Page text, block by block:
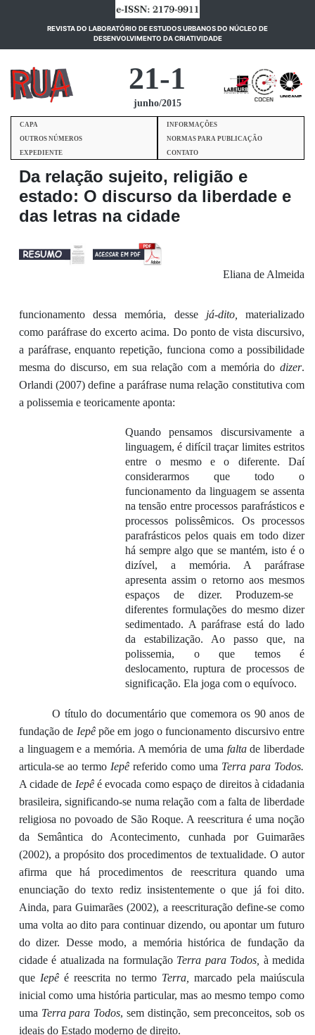
REVISTA DO LABORATÓRIO DE ESTUDOS URBANOS DO NÚCLEO DE
DESENVOLVIMENTO DA CRIATIVIDADE(current)
21-1
junho/2015
CAPA
INFORMAÇÕES
OUTROS NÚMEROS
NORMAS PARA PUBLICAÇÃO
EXPEDIENTE
CONTATO
Da relação sujeito, religião e
estado: O discurso da liberdade e
das letras na cidade
Eliana de Almeida
funcionamento dessa memória, desse já-dito,materializado
como paráfrasedo excerto acima. Do ponto de vista discursivo,
a paráfrase, enquanto repetição, funciona comoa possibilidade
mesma do discurso, em sua relação com a memória dodizer.
Orlandi (2007) define a paráfrase numa relação constitutiva com
a polissemia e teoricamente aponta:
Quando pensamos discursivamente a
linguagem, é difícil traçar limites estritos
entre o mesmo e o diferente. Daí
considerarmos que todo o
funcionamento da linguagem se assenta
na tensão entre processos parafrásticos e
processos polissêmicos. Os processos
parafrásticos pelos quais em todo dizer
há sempre algo que se mantém, isto é o
dizível, a memória. A paráfrase
apresenta assim o retorno aos mesmos
espaços de dizer. Produzem-se
diferentes formulações do mesmo dizer
sedimentado. A paráfrase está do lado
da estabilização. Ao passo que, na
polissemia, o que temos é
deslocamento, ruptura de processos de
significação. Ela joga com o equívoco.
O título do documentário que comemora os 90 anos de
fundaçãode Iepêpõe em jogo ofuncionamento discursivo entre
a linguagem e a memória. A memória de uma faltade liberdade
articula-se ao termo Iepê referido comouma Terra para Todos.
A cidade de Iepê é evocada comoespaçode direitos à cidadania
brasileira,significando-se numa relação coma falta de liberdade
religiosa no povoado deSão Roque. A reescritura é uma noção
da Semântica do Acontecimento, cunhada por Guimarães
(2002), a propósito dosprocedimentos de textualidade. O autor
afirma que
há procedimentos de reescritura quando uma
enunciação do texto rediz insistentemente o que já foi dito.
Ainda, para Guimarães (2002), a reescrituração define-se como
uma volta ao dito para continuar dizendo, ou apontar um futuro
do dizer. Desse modo, a memória histórica de fundaçãoda
cidadeé atualizada na formulação Terra para Todos à medida
que Iepê é reescrita no termo Terra, marcado pelamaiúscula
inicial como uma história particular, mas ao mesmo tempo como
uma Terrapara Todos, sem distinção, sempreconceitos, sobos
ideais do Estado modernode direito.